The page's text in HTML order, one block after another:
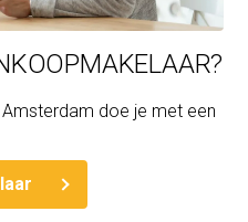
doe je met een